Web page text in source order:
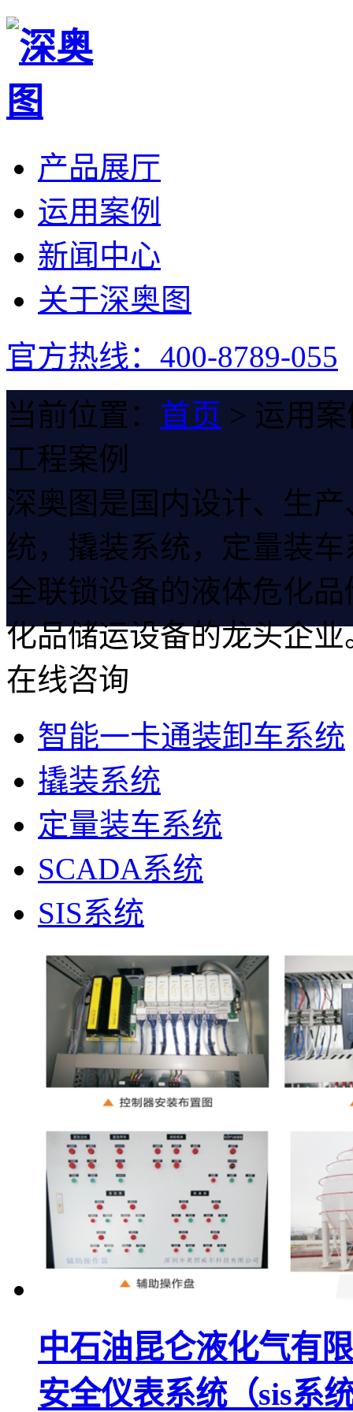
产品展厅
运用案例
新闻中心
关于深奥图
官方热线：400-8789-055
当前位置： 首页 > 运用
工程案例
深奥图是国内设计、生
统，撬装系统，定量装车
全联锁设备的液体危化
化品储运设备的龙头企业
在线咨询
智能一卡通装卸车系统
撬装系统
定量装车系统
SCADA系统
SIS系统
中石油昆仑液化气有
安全仪表系统（sis系